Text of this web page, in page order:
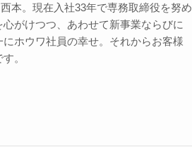
本。現在入社33年で専務取締役を努め
がけつつ、あわせて新事業ならびに
ホウワ社員の幸せ。それからお客様
。